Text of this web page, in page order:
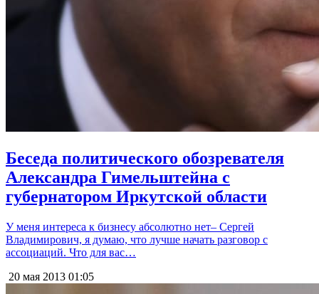
Беседа политического обозревателя
Александра Гимельштейна с
губернатором Иркутской области
У меня интереса к бизнесу абсолютно нет– Сергей
Владимирович, я думаю, что лучше начать разговор с
ассоциаций. Что для вас…
20 мая 2013 01:05